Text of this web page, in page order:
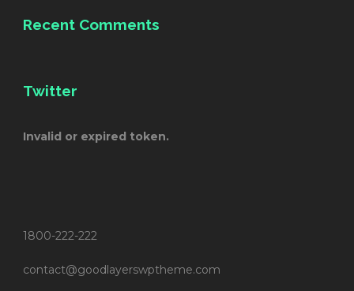
Recent Comments
Twitter
Invalid or expired token.
1800-222-222
contact@goodlayerswptheme.com